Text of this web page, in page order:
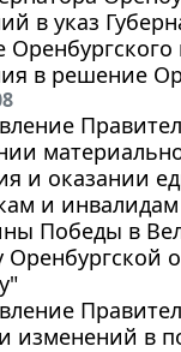
в указ
в решение
и оказании
и
Победы в
Оренбургской
изменений в